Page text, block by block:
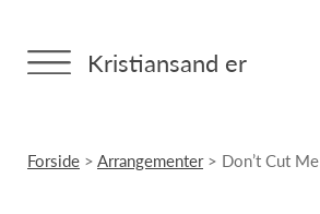
Kristiansand er
Forside >Arrangementer> Don’t Cut Me